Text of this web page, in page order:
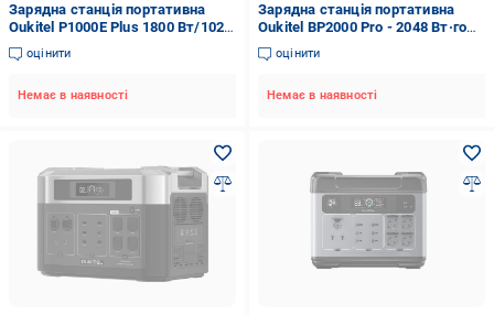
Зарядна станція портативна
Oukitel P1000E Plus 1800 Вт/1024
Вт/год LiFePO4 (P1000E)
оцінити
Немає в наявності
Зарядна станція портативна
Oukitel BP2000 Pro - 2048 Вт·год
/3600 Вт
оцінити
Немає в наявності